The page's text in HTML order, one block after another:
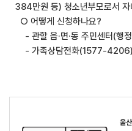
384만원 등) 청소년부모로서 자
○ 어떻게 신청하나요?
- 관할 읍·면·동 주민센터(행
- 가족상담전화(1577-4206)
울